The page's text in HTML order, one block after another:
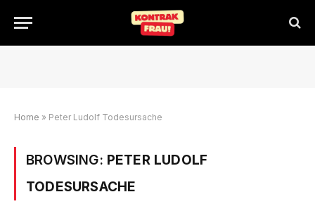
Home » Peter Ludolf Todesursache
BROWSING: PETER LUDOLF
TODESURSACHE